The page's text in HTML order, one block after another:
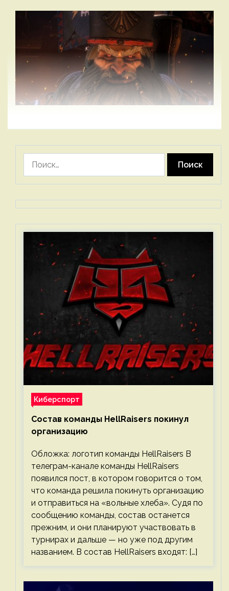
Киберспорт
Состав команды HellRaisers покинул
организацию
Обложка: логотип команды HellRaisers В
телеграм-канале команды HellRaisers
появился пост, в котором говорится о том,
что команда решила покинуть организацию
и отправиться на «вольные хлеба». Судя по
сообщению команды, состав останется
прежним, и они планируют участвовать в
турнирах и дальше — но уже под другим
названием. В состав HellRaisers входят: […]